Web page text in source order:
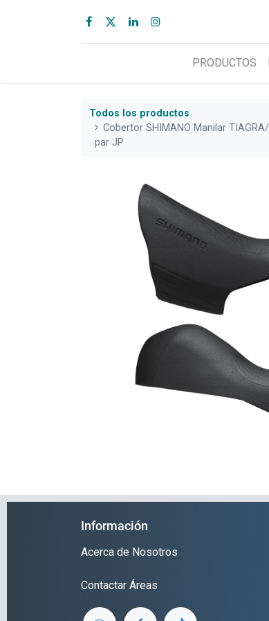
PRODUCTOS
Todos los productos
Cobertor SHIMANO Manilar
par JP
Información
Acerca de Nosotros
Contactar Áreas